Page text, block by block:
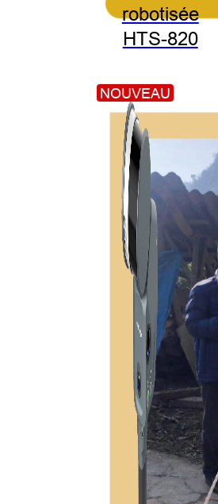
robotisée
HTS-820
NOUVEAU